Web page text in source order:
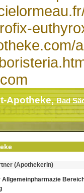
Apotheke,Bad
(Apothekerin)
Allgemeinpharmazie